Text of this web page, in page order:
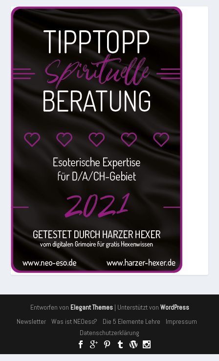
Entworfen von Elegant Themes| Unterstützt von WordPress
Newsletter Was ist NEOeso? Die 5 Elemente Lehre
Impressum
Datenschutzerklärung